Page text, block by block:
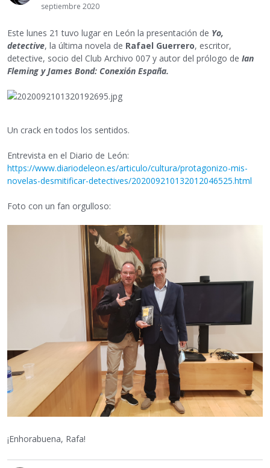
septiembre 2020
Este lunes 21 tuvo lugar en León la presentación de Yo,
detective, la última novela de Rafael Guerrero, escritor,
detective, socio del Club Archivo 007 y autor del prólogo de Ian
Fleming y James Bond: Conexión España.
Un crack en todos los sentidos.
Entrevista en el Diario de León:
https://www.diariodeleon.es/articulo/cultura/protagonizo-mis-
novelas-desmitificar-detectives/202009210132012046525.html
Foto con un fan orgulloso:
¡Enhorabuena, Rafa!